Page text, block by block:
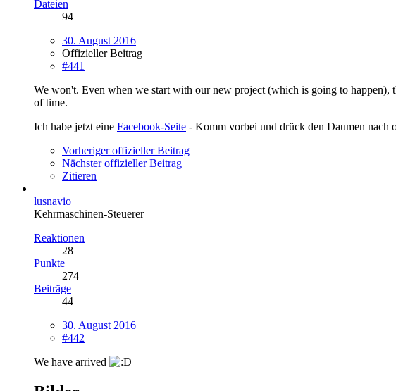
Dateien
94
30. August 2016
Offizieller Beitrag
#441
We won't. Even when we start with our new project (which is going to
of time.
Ich habe jetzt eine Facebook-Seite - Komm vorbei und drück den Daumen nach
Vorheriger offizieller Beitrag
Nächster offizieller Beitrag
Zitieren
lusnavio
Kehrmaschinen-Steuerer
Reaktionen
28
Punkte
274
Beiträge
44
30. August 2016
#442
We have arrived